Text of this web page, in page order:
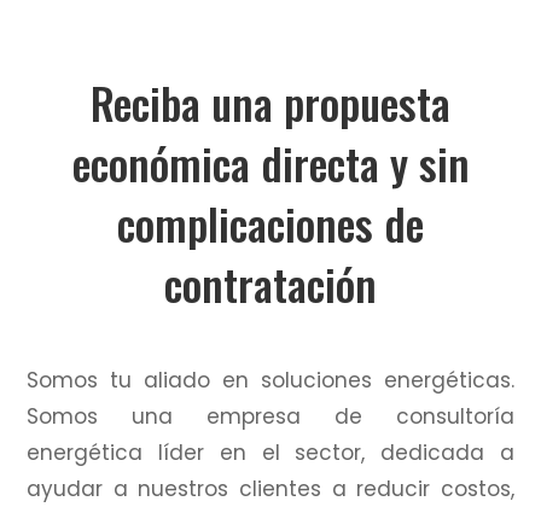
Reciba una propuesta
económica directa y sin
complicaciones de
contratación
Somos tu aliado en soluciones energéticas.
Somos una empresa de consultoría
energética líder en el sector, dedicada a
ayudar a nuestros clientes a reducir costos,